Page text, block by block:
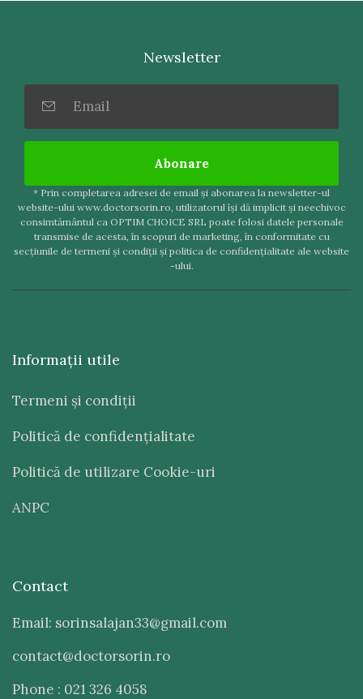
Newsletter
Abonare
* Prin completarea adresei de email şi abonarea la newsletter-ul
website-ului www.doctorsorin.ro, utilizatorul îşi dă implicit şi neechivoc
consimtământul ca OPTIM CHOICE SRL poate folosi datele personale
transmise de acesta, în scopuri de marketing, în conformitate cu
secţiunile de termeni şi condiţii şi politica de confidenţialitate ale website
-ului.
Informaţii utile
Termeni şi condiţii
Politică de confidenţialitate
Politică de utilizare Cookie-uri
ANPC
Contact
Email: sorinsalajan33@gmail.com
contact@doctorsorin.ro
Phone : 021 326 4058